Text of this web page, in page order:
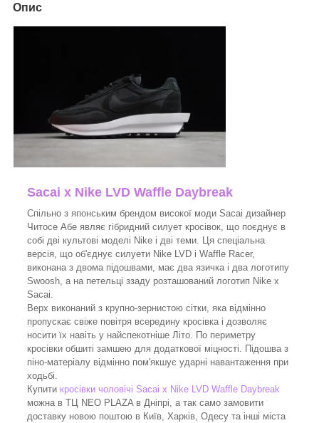
Опис
Sacai x Nike LVD Waffle Daybreak
Спільно з японським брендом високої моди Sacai дизайнер
Читосе Абе являє гібридний силует кросівок, що поєднує в
собі дві культові моделі Nike і дві теми. Ця спеціальна
версія, що об'єднує силуети Nike LVD і Waffle Racer,
виконана з двома підошвами, має два язичка і два логотипу
Swoosh, а на петельці ззаду розташований логотип Nike x
Sacai.
Верх виконаний з крупно-зернистою сітки, яка відмінно
пропускає свіже повітря всередину кросівка і дозволяє
носити їх навіть у найспекотніше Літо. По периметру
кросівки обшиті замшею для додаткової міцності. Підошва з
піно-матеріалу відмінно пом'якшує ударні навантаження при
ходьбі.
Купити кросівки чоловічі Sacai x Nike LVD Waffle Daybreak
можна в ТЦ NEO PLAZA в Дніпрі, а так само замовити
доставку новою поштою в Київ, Харків, Одесу та інші міста